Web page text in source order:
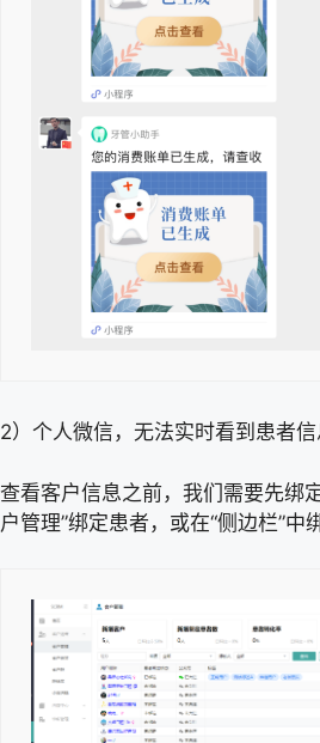
2）个人微信，无法实时看到患者信
查看客户信息之前，我们需要先绑
户管理”绑定患者，或在“侧边栏”中